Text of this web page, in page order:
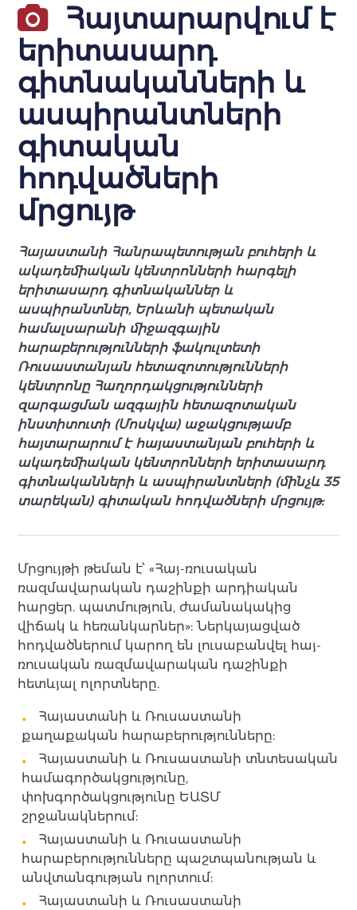
Հայտարարվում է
երիտասարդ
գիտնականների և
ասպիրանտների
գիտական
հոդվածների
մրցույթ
Հայաստանի Հանրապետության բուհերի և
ակադեմիական կենտրոնների հարգելի
երիտասարդ գիտնականներ և
ասպիրանտներ, Երևանի պետական
համալսարանի միջազգային
հարաբերությունների ֆակուլտետի
Ռուսաստանյան հետազոտությունների
կենտրոնը Հաղորդակցությունների
զարգացման ազգային հետազոտական
ինստիտուտի (Մոսկվա) աջակցությամբ
հայտարարում է հայաստանյան բուհերի և
ակադեմիական կենտրոնների երիտասարդ
գիտնականների և ասպիրանտների (մինչև 35
տարեկան) գիտական հոդվածների մրցույթ:
Մրցույթի թեման է՝ «Հայ-ռուսական
ռազմավարական դաշինքի արդիական
հարցեր. պատմություն, ժամանակակից
վիճակ և հեռանկարներ»: Ներկայացված
հոդվածներում կարող են լուսաբանվել հայ-
ռուսական ռազմավարական դաշինքի
հետևյալ ոլորտները.
Հայաստանի և Ռուսաստանի
քաղաքական հարաբերությունները:
Հայաստանի և Ռուսաստանի տնտեսական
համագործակցությունը,
փոխգործակցությունը ԵԱՏՄ
շրջանակներում:
Հայաստանի և Ռուսաստանի
հարաբերությունները պաշտպանության և
անվտանգության ոլորտում:
Հայաստանի և Ռուսաստանի